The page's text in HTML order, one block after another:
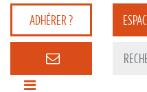
ADHÉRER ?